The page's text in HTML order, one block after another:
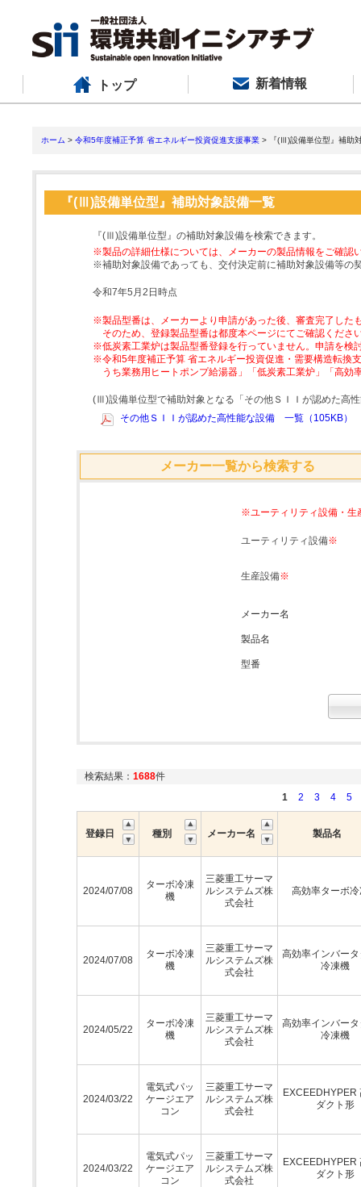
トップ 新着情報
ホーム > 令和5年度補正予算 省エネルギー投資促進支援事業 > 『(Ⅲ)設備単位型』補助
『(Ⅲ)設備単位型』補助対象設備一覧
『(Ⅲ)設備単位型』の補助対象設備を検索できます。
※製品の詳細仕様については、メーカーの製品情報をご確認
※補助対象設備であっても、交付決定前に補助対象設備等の
令和7年5月2日時点
※製品型番は、メーカーより申請があった後、審査完了した
そのため、登録製品型番は都度本ページにてご確認くださ
※低炭素工業炉は製品型番登録を行っていません。申請を検
※令和5年度補正予算 省エネルギー投資促進・需要構造転換
うち業務用ヒートポンプ給湯器」「低炭素工業炉」「高
(Ⅲ)設備単位型で補助対象となる「その他ＳＩＩが認めた高
その他ＳＩＩが認めた高性能な設備 一覧（105KB）
メーカー一覧から検索する
※ユーティリティ設備・生
ユーティリティ設備※
生産設備※
メーカー名
製品名
型番
検索結果： 1688件
1
2 3 4 5
登録日 種別 メーカー名 製品名
2024/07/08
ターボ冷凍
機
三菱重工サーマ
ルシステムズ株
式会社
高効率ターボ
2024/07/08
ターボ冷凍
機
三菱重工サーマ
ルシステムズ株
式会社
高効率インバー
冷凍機
2024/05/22
ターボ冷凍
機
三菱重工サーマ
ルシステムズ株
式会社
高効率インバー
冷凍機
2024/03/22
電気式パッ
ケージエア
コン
三菱重工サーマ
ルシステムズ株
式会社
EXCEEDHYPER
ダクト形
2024/03/22
電気式パッ
ケージエア
コン
三菱重工サーマ
ルシステムズ株
式会社
EXCEEDHYPER
ダクト形